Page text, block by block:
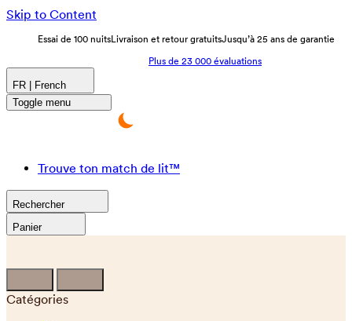
Skip to Content
Essai de 100 nuitsLivraison et retour gratuitsJusqu’à 25 ans de garantie
Plus de 23 000 évaluations
FR | French
Toggle menu
Trouve ton match de lit™
Rechercher
Panier
Catégories